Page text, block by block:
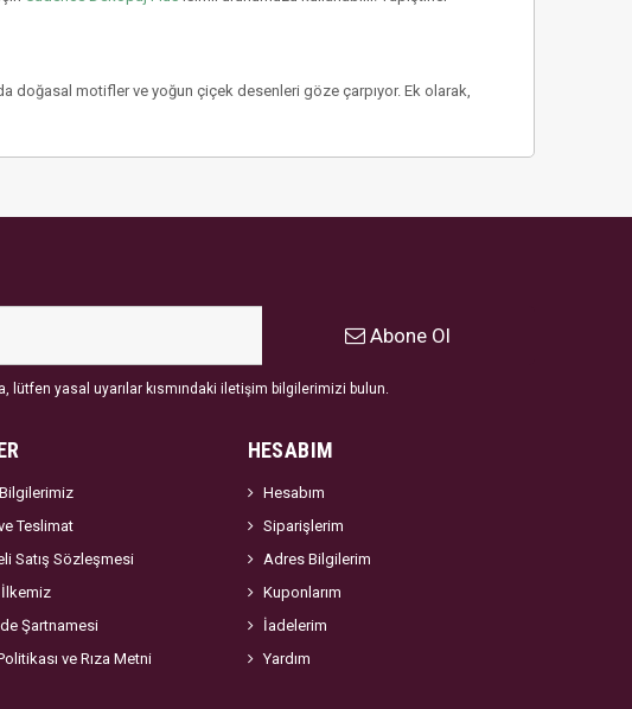
doğasal motifler ve yoğun çiçek desenleri göze çarpıyor. Ek olarak,
Abone Ol
yasal uyarılar kısmındaki iletişim bilgilerimizi bulun.
Teslimat
Satış Sözleşmesi
Şartnamesi
ve Rıza Metni
HESABIM
Hesabım
Siparişlerim
Adres Bilgilerim
Kuponlarım
İadelerim
Yardım